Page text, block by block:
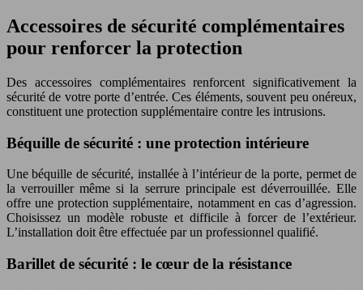
Accessoires de sécurité complémentaires
pour renforcer la protection
Des accessoires complémentaires renforcent significativement la
sécurité de votre porte d’entrée. Ces éléments, souvent peu onéreux,
constituent une protection supplémentaire contre les intrusions.
Béquille de sécurité : une protection intérieure
Une béquille de sécurité, installée à l’intérieur de la porte, permet de
la verrouiller même si la serrure principale est déverrouillée. Elle
offre une protection supplémentaire, notamment en cas d’agression.
Choisissez un modèle robuste et difficile à forcer de l’extérieur.
L’installation doit être effectuée par un professionnel qualifié.
Barillet de sécurité : le cœur de la résistance